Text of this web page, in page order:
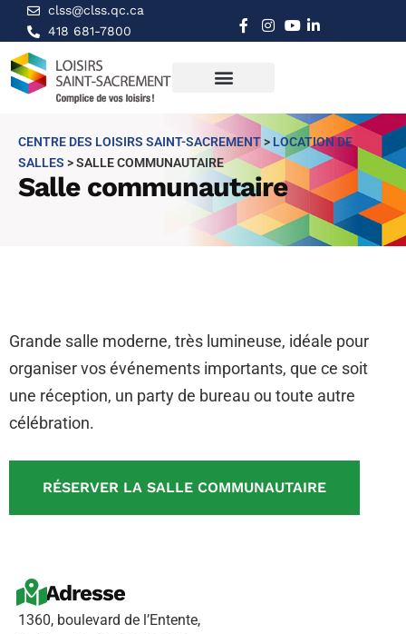
clss@clss.qc.ca
418 681-7800
Salle communautaire
CENTRE DES LOISIRS SAINT-SACREMENT> LOCATION DE
SALLES >SALLE COMMUNAUTAIRE
Grande salle moderne, très lumineuse, idéale pour
organiser vos événements importants, que ce soit
une réception, un party de bureau ou toute autre
célébration.
RÉSERVER LA SALLE COMMUNAUTAIRE
Adresse
1360, boulevard de l’Entente,